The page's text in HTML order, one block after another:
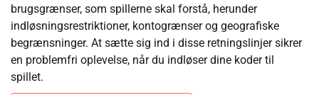
brugsgrænser, som spillerne skal forstå, herunder
indløsningsrestriktioner, kontogrænser og geografiske
begrænsninger. At sætte sig ind i disse retningslinjer sikrer
en problemfri oplevelse, når du indløser dine koder til
spillet.